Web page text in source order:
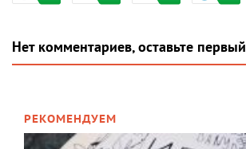
Нет комментариев, оставьте первый
РЕКОМЕНДУЕМ